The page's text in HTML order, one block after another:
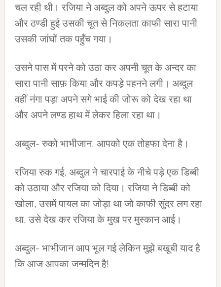
चल रही थी। रजिया ने अब्दुल को अपने ऊपर से हटाया
और ठण्डी हुई उसकी चूत से निकलता काफी सारा पानी
उसकी जांघों तक पहुँच गया।
उसने पास में परने को उठा कर अपनी चूत के अन्दर का
सारा पानी साफ़ किया और कपड़े पहनने लगी। अब्दुल
वहीं नंगा पड़ा अपने सगे भाई की जोरू को देख रहा था
और अपने लण्ड हाथ में लेकर हिला रहा था।
अब्दुल- रुको भाभीजान, आपको एक तोहफा देना है।
रजिया रुक गई, अब्दुल ने चारपाई के नीचे पड़े एक डिब्बी
को उठाया और रजिया को दिया। रजिया ने डिब्बी को
खोला, उसमें पायल का जोड़ा था जो काफी सुंदर लग रहा
था, उसे देख कर रजिया के मुख पर मुस्कान आई।
अब्दुल- भाभीजान आप भूल गई लेकिन मुझे बखूबी याद है
कि आज आपका जन्मदिन है!